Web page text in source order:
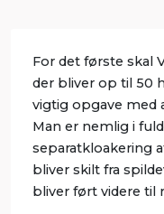
For det første skal
der bliver op til 50
vigtig opgave med
Man er nemlig i
separatkloakering
bliver skilt fra
bliver ført videre til